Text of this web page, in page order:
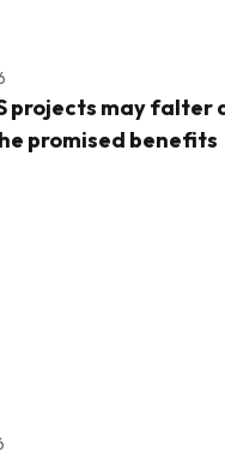
projects may falter
promised benefits